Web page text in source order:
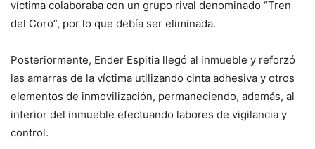
víctima colaboraba con un grupo rival denominado “Tren
del Coro”, por lo que debía ser eliminada.
Posteriormente, Ender Espitia llegó al inmueble y reforzó
las amarras de la víctima utilizando cinta adhesiva y otros
elementos de inmovilización, permaneciendo, además, al
interior del inmueble efectuando labores de vigilancia y
control.